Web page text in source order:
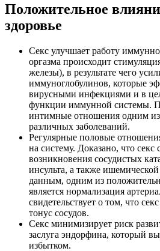
Положительное
здоровье
Секс улучшает работу
оргазма происходит
железы), в результате чего
иммуноглобулинов, которые
вирусными инфекциями и в
функции иммунной системы.
интимные отношения одним
различных заболеваний.
Регулярные половые
на систему. Доказано, что секс
возникновения сосудистых
инсульта, а также
данным, одним из
является нормализация
свидетельствует о том, что
тонус сосудов.
Секс минимизирует риск
заслуга эндорфина, который
избытком.